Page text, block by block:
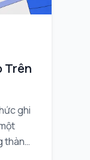
Trên
ghi
thành